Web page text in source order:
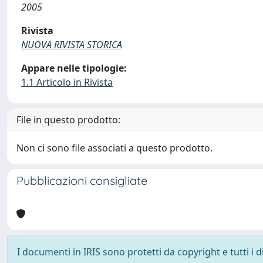
2005
Rivista
NUOVA RIVISTA STORICA
Appare nelle tipologie:
1.1 Articolo in Rivista
File in questo prodotto:
Non ci sono file associati a questo prodotto.
Pubblicazioni consigliate
I documenti in IRIS sono protetti da copyright e tutti i